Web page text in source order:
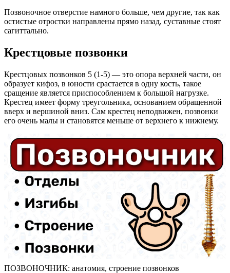
Позвоночное отверстие намного больше, чем другие, так как
остистые отростки направлены прямо назад, суставные стоят
сагиттально.
Крестцовые позвонки
Крестцовых позвонков 5 (1-5) — это опора верхней части, он
образует кифоз, в юности срастается в одну кость, такое
сращение является приспособлением к большой нагрузке.
Крестец имеет форму треугольника, основанием обращенной
вверх и вершиной вниз. Сам крестец неподвижен, позвонки
его очень малы и становятся меньше от верхнего к нижнему.
ПОЗВОНОЧНИК: анатомия, строение позвонков